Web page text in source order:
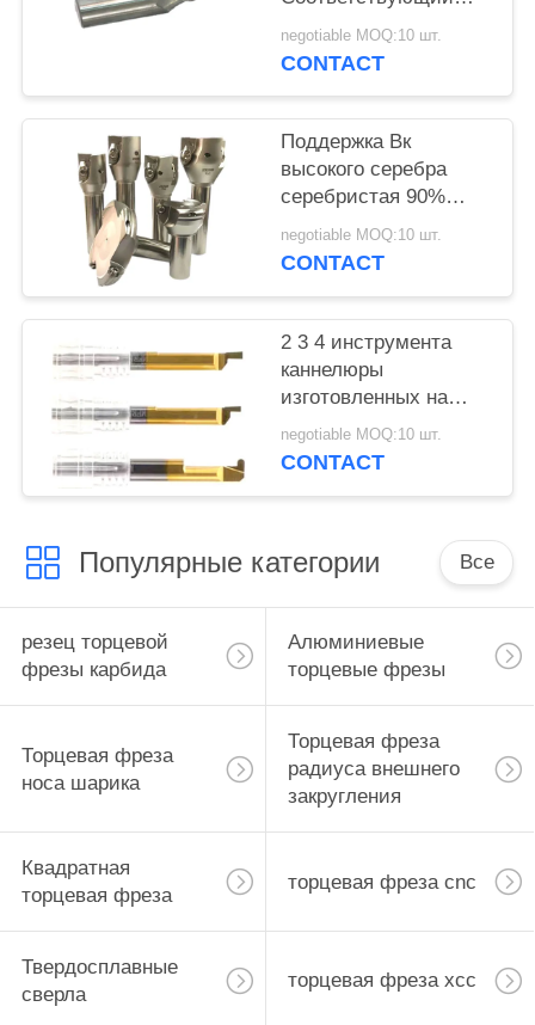
для обработки
точности литого
negotiable MOQ:10 шт.
CONTACT
Поддержка Вк
высокого серебра
серебристая 90%
торцевой фрезы
питания Индексабле
negotiable MOQ:10 шт.
CONTACT
2 3 4 инструмента
каннелюры
изготовленных на
заказ филируя буря
резец для резать
negotiable MOQ:10 шт.
CONTACT
Популярные категории Все
резец торцевой
фрезы карбида
Алюминиевые
торцевые фрезы
Торцевая фреза
носа шарика
Торцевая фреза
радиуса внешнего
закругления
Квадратная
торцевая фреза
торцевая фреза cnc
Твердосплавные
сверла
торцевая фреза хсс